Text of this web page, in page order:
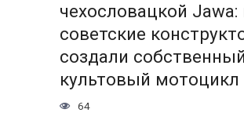
чехословацкой Jawa:
советские
создали собственный
культовый мотоцикл
64